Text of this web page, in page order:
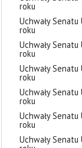
roku
Uchwały
roku
Uchwały
roku
Uchwały
roku
Uchwały
roku
Uchwały
roku
Uchwały